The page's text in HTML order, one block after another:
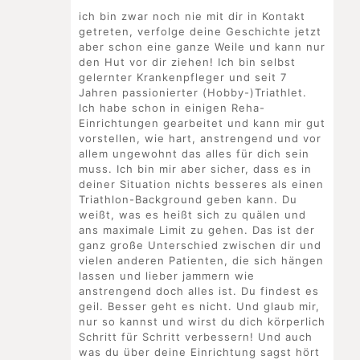
ich bin zwar noch nie mit dir in Kontakt
getreten, verfolge deine Geschichte jetzt
aber schon eine ganze Weile und kann nur
den Hut vor dir ziehen! Ich bin selbst
gelernter Krankenpfleger und seit 7
Jahren passionierter (Hobby-)Triathlet.
Ich habe schon in einigen Reha-
Einrichtungen gearbeitet und kann mir gut
vorstellen, wie hart, anstrengend und vor
allem ungewohnt das alles für dich sein
muss. Ich bin mir aber sicher, dass es in
deiner Situation nichts besseres als einen
Triathlon-Background geben kann. Du
weißt, was es heißt sich zu quälen und
ans maximale Limit zu gehen. Das ist der
ganz große Unterschied zwischen dir und
vielen anderen Patienten, die sich hängen
lassen und lieber jammern wie
anstrengend doch alles ist. Du findest es
geil. Besser geht es nicht. Und glaub mir,
nur so kannst und wirst du dich körperlich
Schritt für Schritt verbessern! Und auch
was du über deine Einrichtung sagst hört